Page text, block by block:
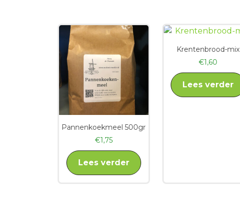
Pannenkoekmeel 500gr
€1,75
Lees verder
Krentenbrood-mix
€1,60
Lees verder